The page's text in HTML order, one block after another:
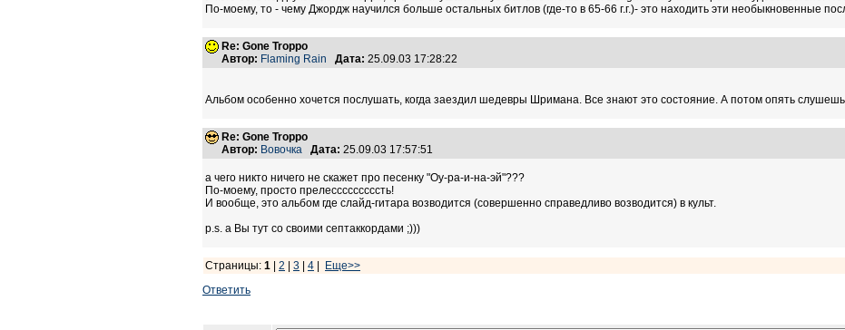
По-моему, то - чему Джордж научился больше остальных битлов (где-то в 65-66 г.г.)- это находить эти необыкновенные
Re: Gone Troppo
Автор: Flaming Rain Дата: 25.09.03 17:28:22
Альбом особенно хочется послушать, когда заездил шедевры Шримана. Все знают это состояние. А потом опять
Re: Gone Troppo
Автор: Вовочка Дата: 25.09.03 17:57:51
а чего никто ничего не скажет про песенку "Оу-ра-и-на-эй"???
По-моему, просто прелесссссссссть!
И вообще, это альбом где слайд-гитара возводится (совершенно справедливо возводится) в культ.
p.s. а Вы тут со своими септаккордами ;)))
Страницы: 1 2 3 4
Еще>>
Ответить